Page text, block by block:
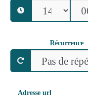
Récurrence
Adresse url